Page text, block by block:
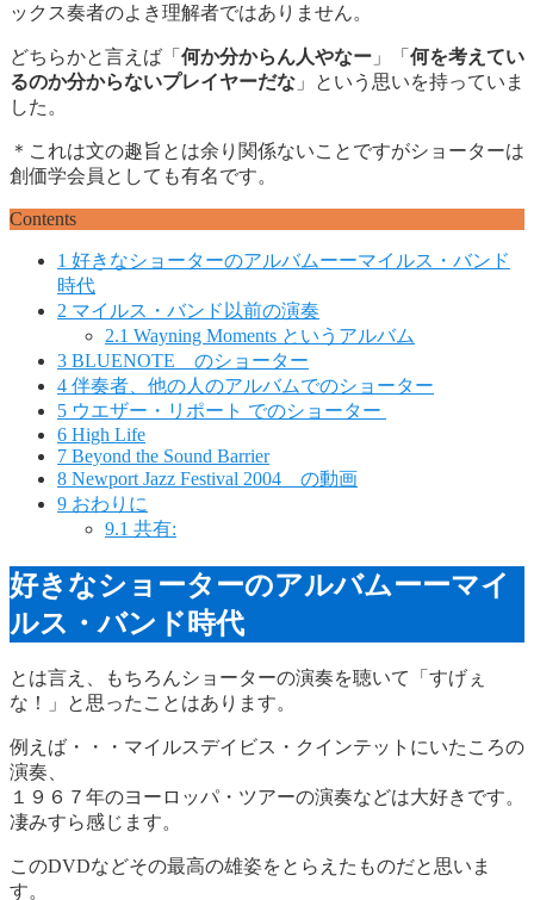
ックス奏者のよき理解者ではありません。
どちらかと言えば「 何か分からん人やなー 」「 何を考えてい
るのか分からないプレイヤーだな 」という思いを持っていま
した。
＊これは文の趣旨とは余り関係ないことですがショーターは
創価学会員としても有名です。
Contents
1 好きなショーターのアルバムーーマイルス・バンド
時代
2 マイルス・バンド以前の演奏
2.1 Wayning Moments というアルバム
3 BLUENOTE のショーター
4 伴奏者、他の人のアルバムでのショーター
5 ウエザー・リポート でのショーター
6 High Life
7 Beyond the Sound Barrier
8 Newport Jazz Festival 2004 の動画
9 おわりに
9.1 共有:
好きなショーターのアルバムーーマイ
ルス・バンド時代
とは言え、もちろんショーターの演奏を聴いて「すげぇ
な！」と思ったことはあります。
例えば・・・マイルスデイビス・クインテットにいたころの
演奏、
１９６７年のヨーロッパ・ツアーの演奏などは大好きです。
凄みすら感じます。
このDVDなどその最高の雄姿をとらえたものだと思いま
す。